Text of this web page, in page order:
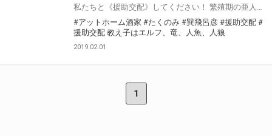
#アットホーム酒家 #たくのみ #巽飛呂彦 #援助交配 #
援助交配 教え子はエルフ、竜、人魚、人狼
2019.02.01
1